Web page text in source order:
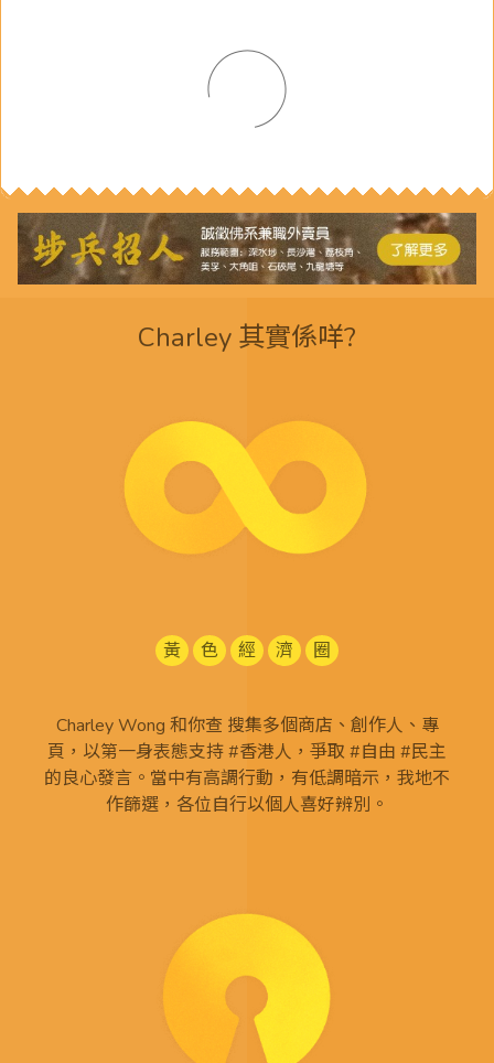
Charley 其實係咩?
黃 色 經 濟 圈
Charley Wong 和你查 搜集多個商店、創作人、專
頁，以第一身表態支持 #香港人，爭取 #自由 #民主
的良心發言。當中有高調行動，有低調暗示，我地不
作篩選，各位自行以個人喜好辨別。